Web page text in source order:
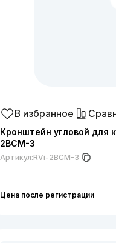
В избранное
Кронштейн угловой для
2BCM-3
Артикул:RVi-2BCM-3
Цена после регистрации